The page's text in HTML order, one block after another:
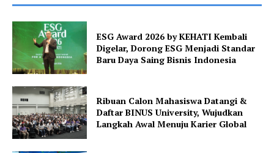
ESG Award 2026 by KEHATI Kembali
Digelar, Dorong ESG Menjadi Standar
Baru Daya Saing Bisnis Indonesia
Ribuan Calon Mahasiswa Datangi &
Daftar BINUS University, Wujudkan
Langkah Awal Menuju Karier Global